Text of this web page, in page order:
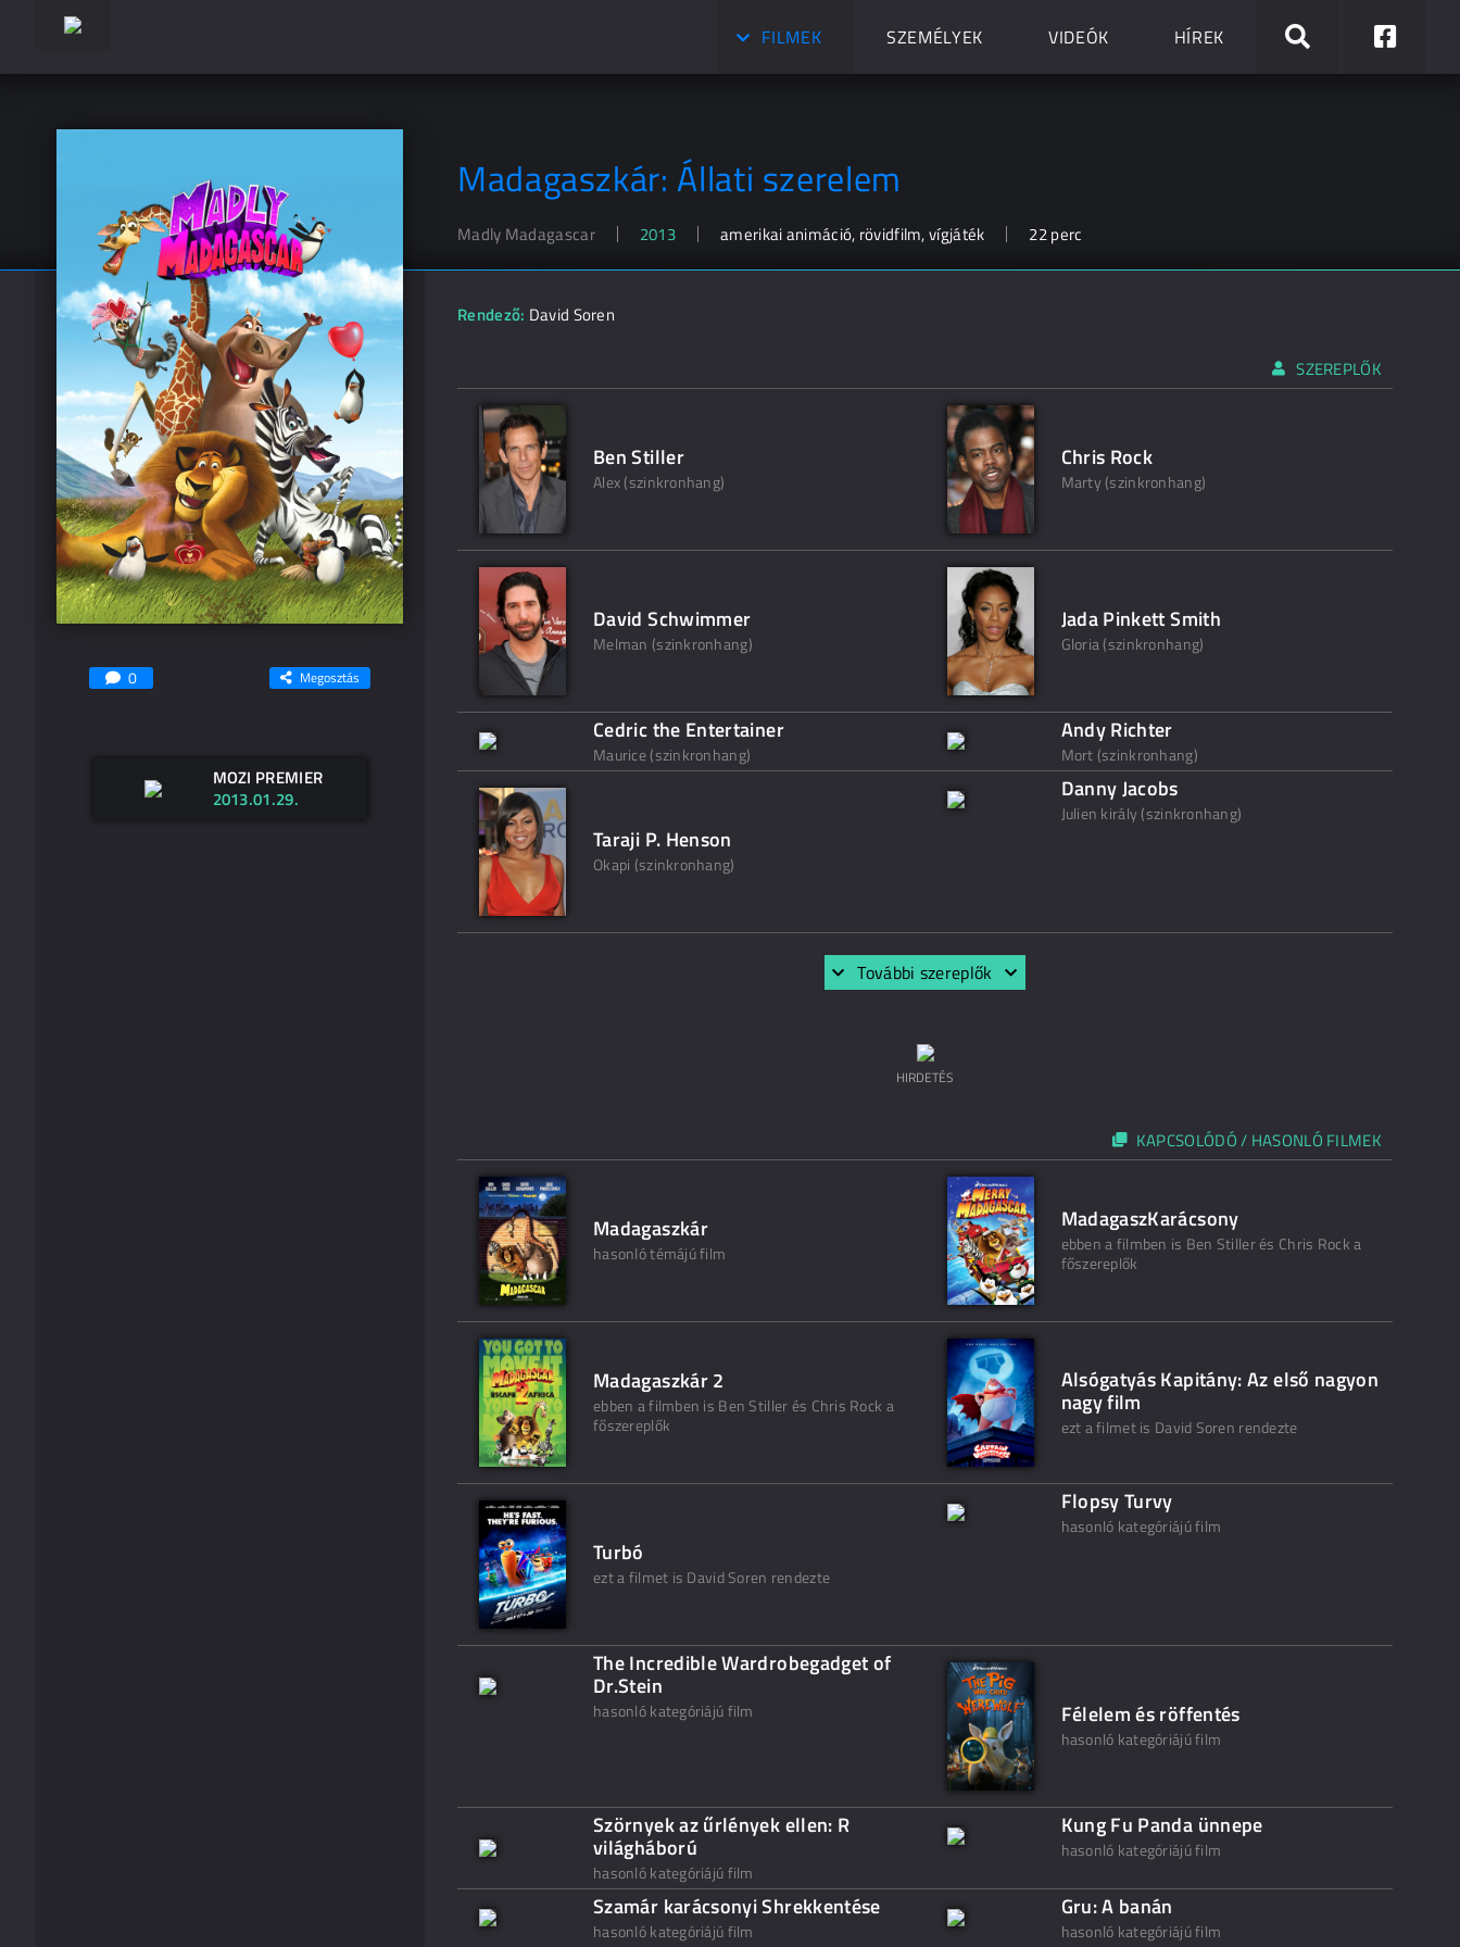
FILMEK SZEMÉLYEK VIDEÓK HÍREK
Madagaszkár: Állati szerelem
Madly Madagascar 2013 amerikai animáció, rövidfilm, vígjáték 22 perc
0 Megosztás
MOZI PREMIER
2013.01.29.
Rendező: David Soren
SZEREPLŐK
Ben Stiller
Alex (szinkronhang)
Chris Rock
Marty (szinkronhang)
David Schwimmer
Melman (szinkronhang)
Jada Pinkett Smith
Gloria (szinkronhang)
Cedric the Entertainer
Maurice (szinkronhang)
Andy Richter
Mort (szinkronhang)
Taraji P. Henson
Okapi (szinkronhang)
Danny Jacobs
Julien király (szinkronhang)
További szereplők
HIRDETÉS
KAPCSOLÓDÓ / HASONLÓ FILMEK
Madagaszkár
hasonló témájú film
MadagaszKarácsony
ebben a filmben is Ben Stiller és Chris Rock a
főszereplők
Madagaszkár 2
ebben a filmben is Ben Stiller és Chris Rock a
főszereplők
Alsógatyás Kapitány: Az első nagyon
nagy film
ezt a filmet is David Soren rendezte
Turbó
ezt a filmet is David Soren rendezte
Flopsy Turvy
hasonló kategóriájú film
The Incredible Wardrobegadget of
Dr.Stein
hasonló kategóriájú film Félelem és röffentés
hasonló kategóriájú film
Szörnyek az űrlények ellen: R
világháború
hasonló kategóriájú film
Kung Fu Panda ünnepe
hasonló kategóriájú film
Szamár karácsonyi Shrekkentése
hasonló kategóriájú film
Gru: A banán
hasonló kategóriájú film